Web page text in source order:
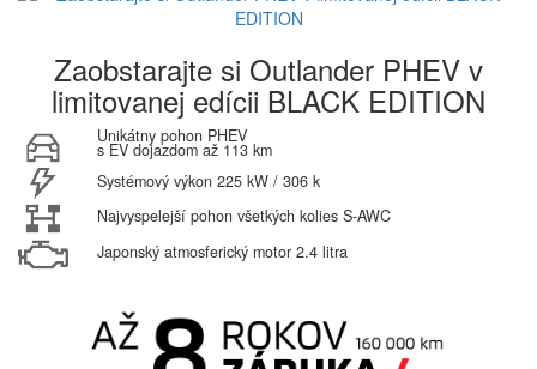
Zaobstarajte si Outlander PHEV v
limitovanej edícii BLACK EDITION
Unikátny pohon PHEV
s EV dojazdom až 113 km
Systémový výkon 225 kW / 306 k
Najvyspelejší pohon všetkých kolies S-AWC
Japonský atmosferický motor 2.4 litra